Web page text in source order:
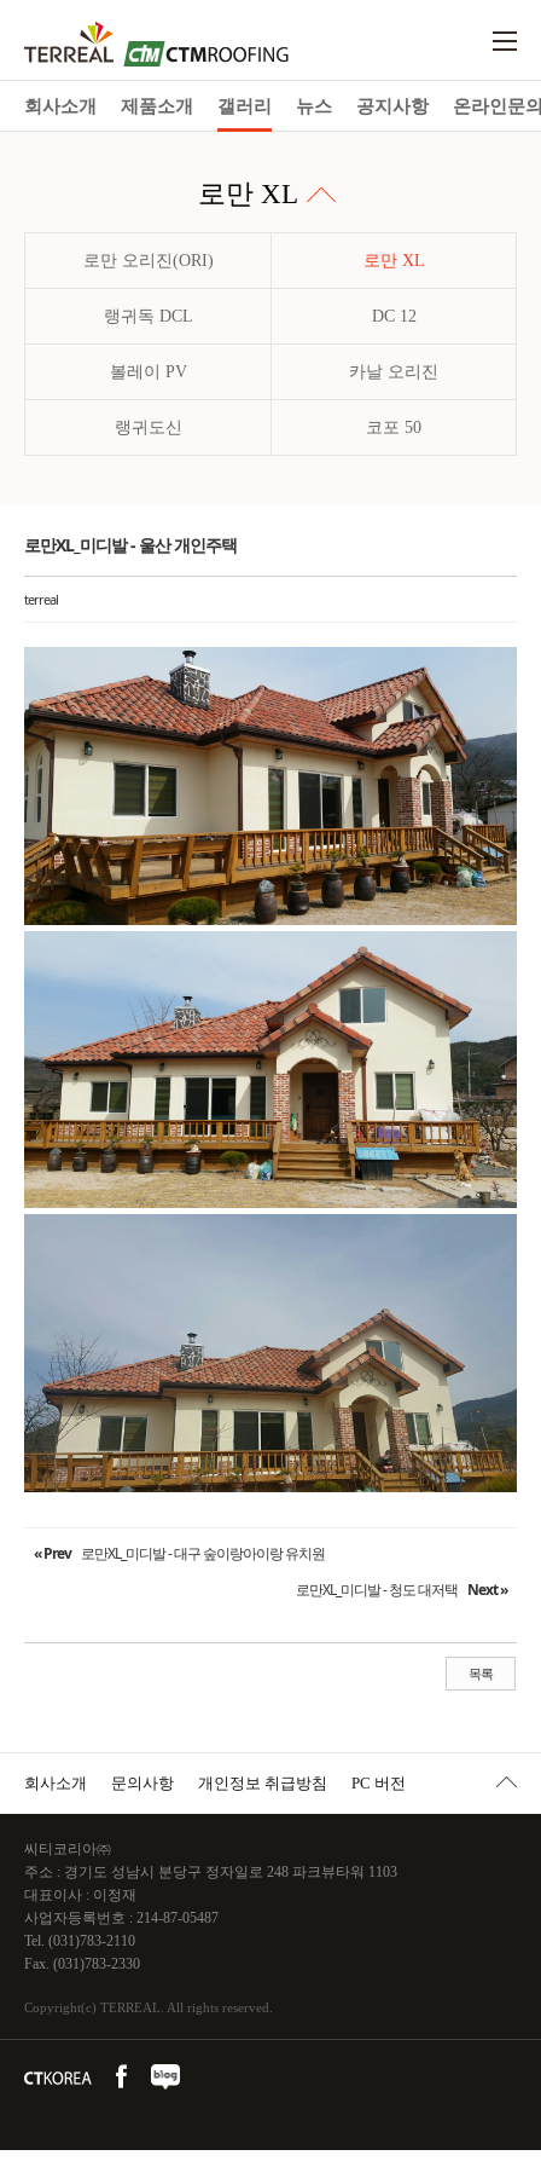
회사소개 제품소개 갤러리 뉴스 공지사항 온라인문
로만 XL
로만 오리진(ORI) 로만 XL
랭귀독 DCL DC 12
볼레이 PV 카날 오리진
랭귀도신 코포 50
로만XL_미디발 - 울산 개인주택
terreal
« Prev 로만XL_미디발 - 대구 숲이랑아이랑 유치원
로만XL_미디발 - 청도 대저택 Next »
목록
회사소개 문의사항 개인정보 취급방침 PC 버전
씨티코리아㈜
주소 : 경기도 성남시 분당구 정자일로 248 파크뷰타워 1103
대표이사 : 이정재
사업자등록번호 : 214-87-05487
Tel. (031)783-2110
Fax. (031)783-2330
Copyright(c) TERREAL. All rights reserved.